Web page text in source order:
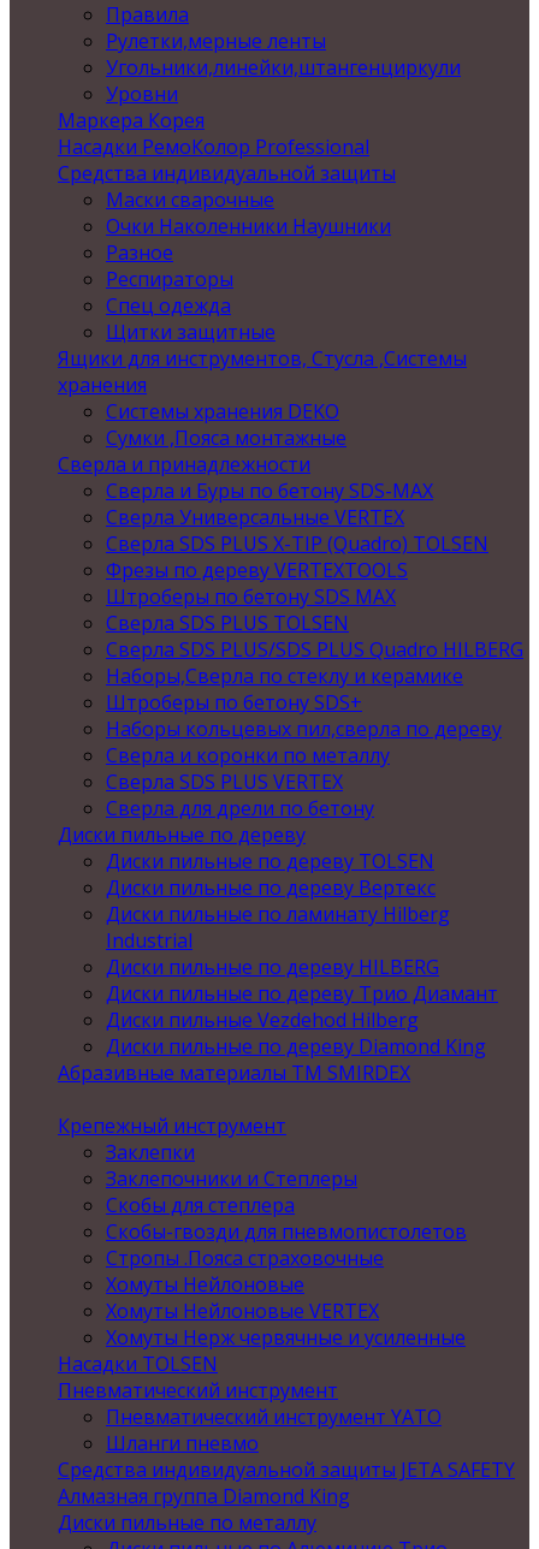
Правила
Рулетки,мерные ленты
Угольники,линейки,штангенциркули
Уровни
Маркера Корея
Насадки РемоКолор Professional
Средства индивидуальной защиты
Маски сварочные
Очки Наколенники Наушники
Разное
Респираторы
Спец одежда
Щитки защитные
Ящики для инструментов, Стусла ,Системы
хранения
Системы хранения DEKO
Сумки ,Пояса монтажные
Сверла и принадлежности
Сверла и Буры по бетону SDS-MAX
Сверла Универсальные VERTEX
Сверла SDS PLUS X-TIP (Quadro) TOLSEN
Фрезы по дереву VERTEXTOOLS
Штроберы по бетону SDS MAX
Сверла SDS PLUS TOLSEN
Сверла SDS PLUS/SDS PLUS Quadro HILBERG
Наборы,Сверла по стеклу и керамике
Штроберы по бетону SDS+
Наборы кольцевых пил,сверла по дереву
Сверла и коронки по металлу
Сверла SDS PLUS VERTEX
Сверла для дрели по бетону
Диски пильные по дереву
Диски пильные по дереву TOLSEN
Диски пильные по дереву Вертекс
Диски пильные по ламинату Hilberg
Industrial
Диски пильные по дереву HILBERG
Диски пильные по дереву Трио Диамант
Диски пильные Vezdehod Hilberg
Диски пильные по дереву Diamond King
Абразивные материалы ТМ SMIRDEX
Крепежный инструмент
Заклепки
Заклепочники и Степлеры
Скобы для степлера
Скобы-гвозди для пневмопистолетов
Стропы .Пояса страховочные
Хомуты Нейлоновые
Хомуты Нейлоновые VERTEX
Хомуты Нерж червячные и усиленные
Насадки TOLSEN
Пневматический инструмент
Пневматический инструмент YATO
Шланги пневмо
Средства индивидуальной защиты JETA SAFETY
Алмазная группа Diamond King
Диски пильные по металлу